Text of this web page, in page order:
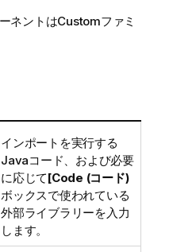
ネントはCustomファミ
インポートを実行する
Javaコード、および必要
に応じて[Code (コード)
ボックスで使われている
外部ライブラリーを入力
します。